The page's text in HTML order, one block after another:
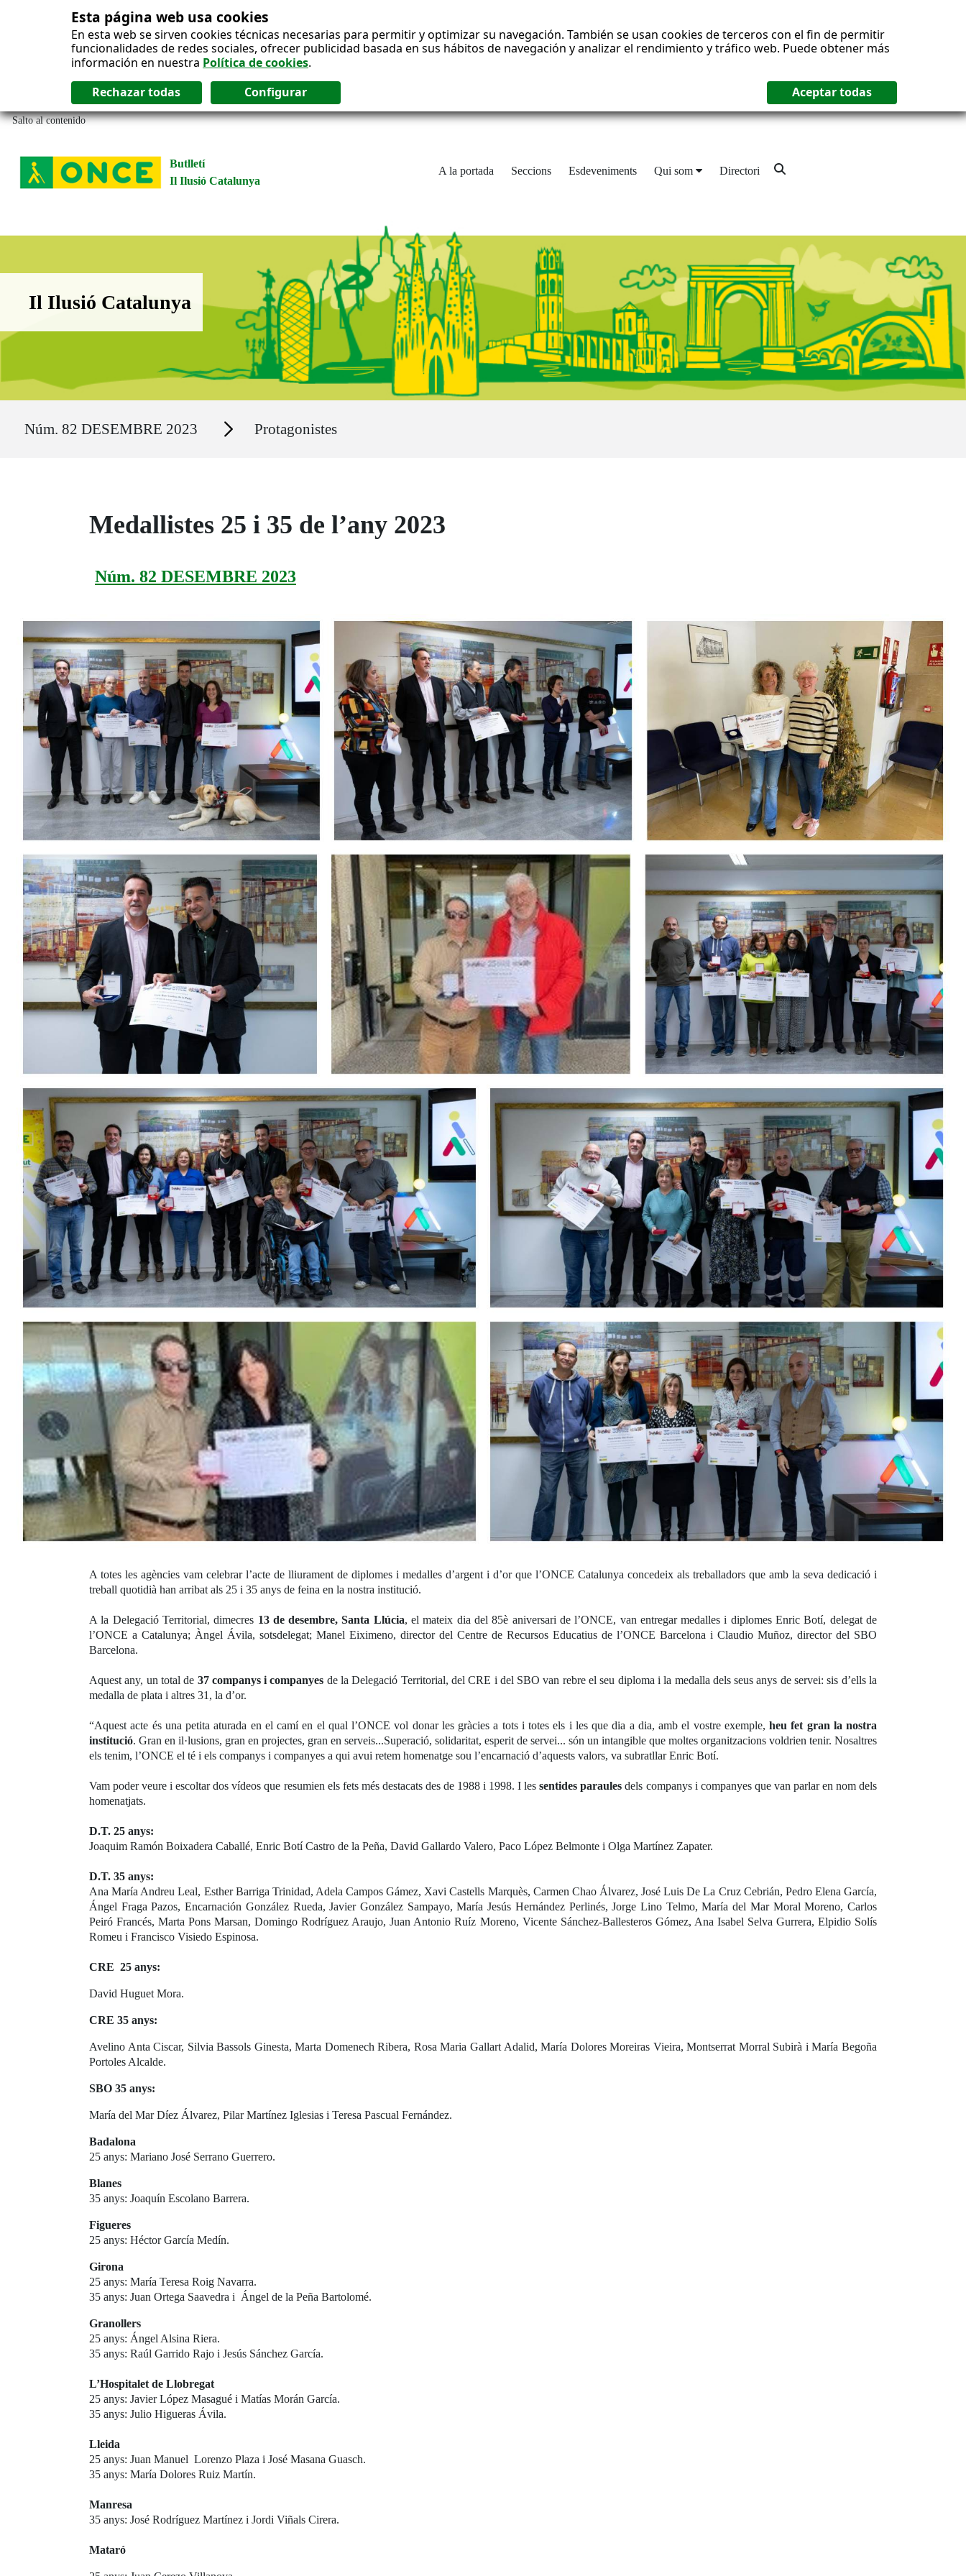
Esta página web usa cookies
En esta web se sirven cookies técnicas necesarias para permitir y optimizar su navegación. También se usan cookies de terceros con el fin de permitir
funcionalidades de redes sociales, ofrecer publicidad basada en sus hábitos de navegación y analizar el rendimiento y tráfico web. Puede obtener más
información en nuestra Política de cookies.
Salto al contenido
Butlletí
Il Ilusió Catalunya
A la portada Seccions Esdeveniments Qui som Directori
Boletín Il·lusió Catalunya
Il Ilusió Catalunya
Núm. 82 DESEMBRE 2023 Secciones Protagonistes
Medallistes 25 i 35 de l’any 2023
Núm. 82 DESEMBRE 2023
A totes les agències vam celebrar l’acte de lliurament de diplomes i medalles d’argent i d’or que l’ONCE Catalunya concedeix als treballadors que amb la seva dedicació i
treball quotidià han arribat als 25 i 35 anys de feina en la nostra institució.
A la Delegació Territorial, dimecres 13 de desembre, Santa Llúcia, el mateix dia del 85è aniversari de l’ONCE, van entregar medalles i diplomes Enric Botí, delegat de
l’ONCE a Catalunya; Àngel Ávila, sotsdelegat; Manel Eiximeno, director del Centre de Recursos Educatius de l’ONCE Barcelona i Claudio Muñoz, director del SBO
Barcelona.
Aquest any, un total de 37 companys i companyes de la Delegació Territorial, del CRE i del SBO van rebre el seu diploma i la medalla dels seus anys de servei: sis d’ells la
medalla de plata i altres 31, la d’or.
“Aquest acte és una petita aturada en el camí en el qual l’ONCE vol donar les gràcies a tots i totes els i les que dia a dia, amb el vostre exemple, heu fet gran la nostra
institució. Gran en il·lusions, gran en projectes, gran en serveis...Superació, solidaritat, esperit de servei... són un intangible que moltes organitzacions voldrien tenir. Nosaltres
els tenim, l’ONCE el té i els companys i companyes a qui avui retem homenatge sou l’encarnació d’aquests valors, va subratllar Enric Botí.
Vam poder veure i escoltar dos vídeos que resumien els fets més destacats des de 1988 i 1998. I lessentides paraulesdels companys i companyes que van parlar en nom dels
homenatjats.
D.T. 25 anys:
Joaquim Ramón Boixadera Caballé, Enric Botí Castro de la Peña, David Gallardo Valero, Paco López Belmonte i Olga Martínez Zapater.
D.T. 35 anys:
Ana María Andreu Leal, Esther Barriga Trinidad, Adela Campos Gámez, Xavi Castells Marquès, Carmen Chao Álvarez, José Luis De La Cruz Cebrián, Pedro Elena García,
Ángel Fraga Pazos, Encarnación González Rueda, Javier González Sampayo, María Jesús Hernández Perlinés, Jorge Lino Telmo, María del Mar Moral Moreno, Carlos
Peiró Francés, Marta Pons Marsan, Domingo Rodríguez Araujo, Juan Antonio Ruíz Moreno, Vicente Sánchez-Ballesteros Gómez, Ana Isabel Selva Gurrera, Elpidio Solís
Romeu i Francisco Visiedo Espinosa.
CRE 25 anys:
David Huguet Mora.
CRE 35 anys:
Avelino Anta Ciscar, Silvia Bassols Ginesta, Marta Domenech Ribera, Rosa Maria Gallart Adalid, María Dolores Moreiras Vieira, Montserrat Morral Subirà i María Begoña
Portoles Alcalde.
SBO 35 anys:
María del Mar Díez Álvarez, Pilar Martínez Iglesias i Teresa Pascual Fernández.
Badalona
25 anys: Mariano José Serrano Guerrero.
Blanes
35 anys: Joaquín Escolano Barrera.
Figueres
25 anys: Héctor García Medín.
Girona
25 anys: María Teresa Roig Navarra.
35 anys: Juan Ortega Saavedra i Ángel de la Peña Bartolomé.
Granollers
25 anys: Ángel Alsina Riera.
35 anys: Raúl Garrido Rajo i Jesús Sánchez García.
L’Hospitalet de Llobregat
25 anys: Javier López Masagué i Matías Morán García.
35 anys: Julio Higueras Ávila.
Lleida
25 anys: Juan Manuel Lorenzo Plaza i José Masana Guasch.
35 anys: María Dolores Ruiz Martín.
Manresa
35 anys: José Rodríguez Martínez i Jordi Viñals Cirera.
Mataró